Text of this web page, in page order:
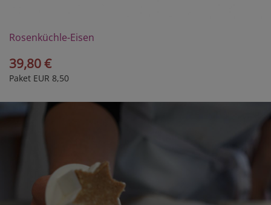
Rosenküchle-Eisen
39,80 €
Paket EUR 8,50